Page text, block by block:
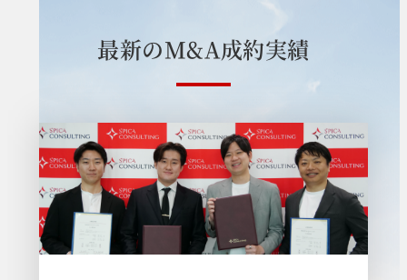
最新のM&A成約実績